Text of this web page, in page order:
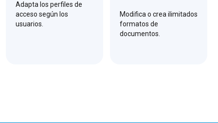
Adapta los perfiles de
acceso según los
usuarios.
Modifica o crea ilimitados
formatos de
documentos.